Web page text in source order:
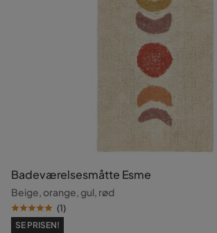
Badeværelsesmåtte Esme
Beige, orange, gul, rød
(1)
SE PRISEN!